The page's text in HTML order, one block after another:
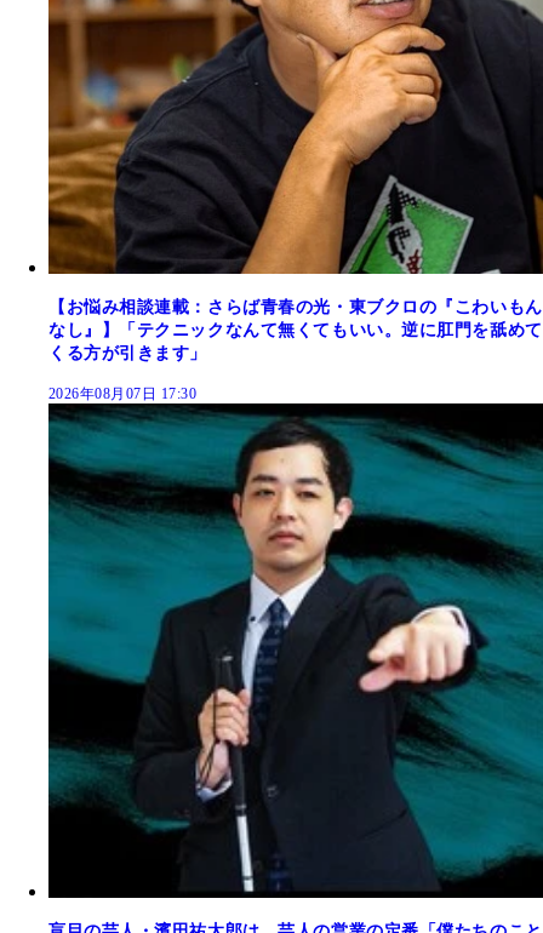
【お悩み相談連載：さらば青春の光・東ブクロの『こわいもん
なし』】「テクニックなんて無くてもいい。逆に肛門を舐めて
くる方が引きます」
2026年08月07日 17:30